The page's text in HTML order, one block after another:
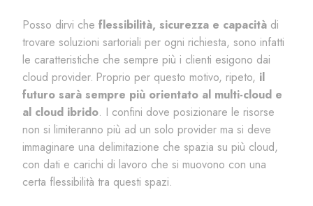
Posso dirvi che flessibilità, sicurezza e capacità di
trovare soluzioni sartoriali per ogni richiesta, sono infatti
le caratteristiche che sempre più i clienti esigono dai
cloud provider. Proprio per questo motivo, ripeto, il
futuro sarà sempre più orientato al multi-cloud e
al cloud ibrido. I confini dove posizionare le risorse
non si limiteranno più ad un solo provider ma si deve
immaginare una delimitazione che spazia su più cloud,
con dati e carichi di lavoro che si muovono con una
certa flessibilità tra questi spazi.